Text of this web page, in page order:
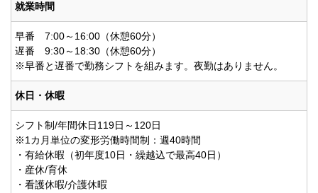
就業時間
早番 7:00～16:00（休憩60分）
遅番 9:30～18:30（休憩60分）
※早番と遅番で勤務シフトを組みます。夜勤はありません。
休日・休暇
シフト制/年間休日119日～120日
※1カ月単位の変形労働時間制：週40時間
・有給休暇（初年度10日・繰越込で最高40日）
・産休/育休
・看護休暇/介護休暇